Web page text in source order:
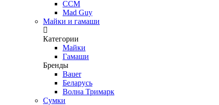
CCM
Mad Guy
Майки и гамаши
Категории
Майки
Гамаши
Бренды
Bauer
Беларусь
Волна Тримарк
Сумки